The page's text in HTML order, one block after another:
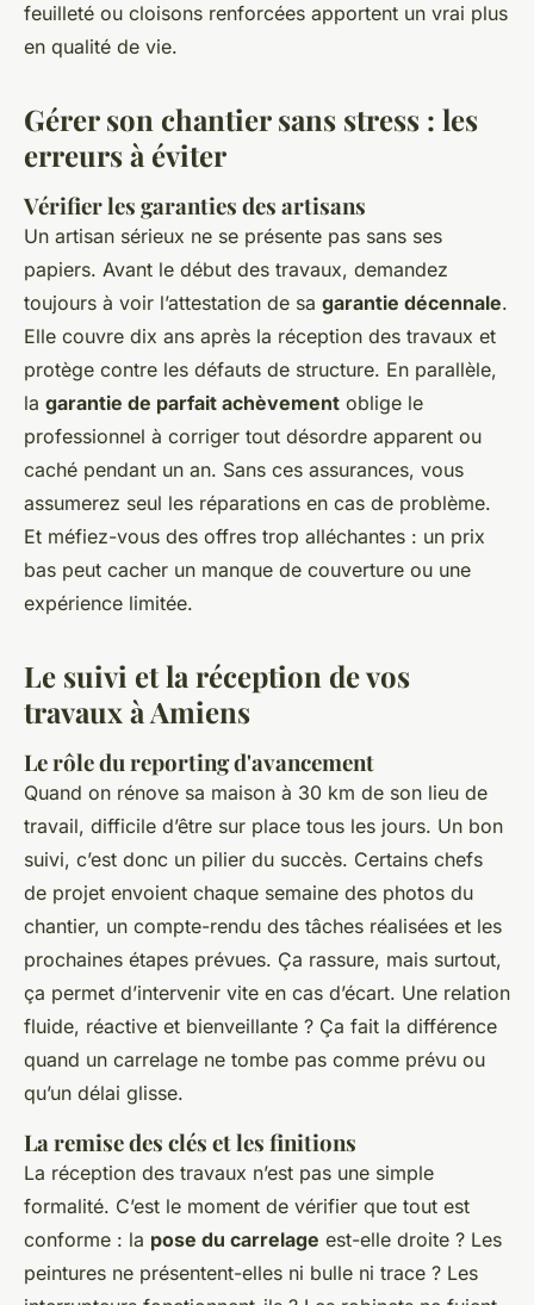
feuilleté ou cloisons renforcées apportent un vrai plus
en qualité de vie.
Gérer son chantier sans stress : les
erreurs à éviter
Vérifier les garanties des artisans
Un artisan sérieux ne se présente pas sans ses
papiers. Avant le début des travaux, demandez
toujours à voir l’attestation de sa garantie décennale.
Elle couvre dix ans après la réception des travaux et
protège contre les défauts de structure. En parallèle,
la garantie de parfait achèvement oblige le
professionnel à corriger tout désordre apparent ou
caché pendant un an. Sans ces assurances, vous
assumerez seul les réparations en cas de problème.
Et méfiez-vous des offres trop alléchantes : un prix
bas peut cacher un manque de couverture ou une
expérience limitée.
Le suivi et la réception de vos
travaux à Amiens
Le rôle du reporting d'avancement
Quand on rénove sa maison à 30 km de son lieu de
travail, difficile d’être sur place tous les jours. Un bon
suivi, c’est donc un pilier du succès. Certains chefs
de projet envoient chaque semaine des photos du
chantier, un compte-rendu des tâches réalisées et les
prochaines étapes prévues. Ça rassure, mais surtout,
ça permet d’intervenir vite en cas d’écart. Une relation
fluide, réactive et bienveillante ? Ça fait la différence
quand un carrelage ne tombe pas comme prévu ou
qu’un délai glisse.
La remise des clés et les finitions
La réception des travaux n’est pas une simple
formalité. C’est le moment de vérifier que tout est
conforme : la pose du carrelage est-elle droite ? Les
peintures ne présentent-elles ni bulle ni trace ? Les